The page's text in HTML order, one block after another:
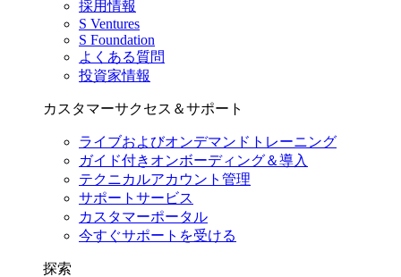
採用情報
S Ventures
S Foundation
よくある質問
投資家情報
カスタマーサクセス＆サポート
ライブおよびオンデマンドトレーニング
ガイド付きオンボーディング＆導入
テクニカルアカウント管理
サポートサービス
カスタマーポータル
今すぐサポートを受ける
探索